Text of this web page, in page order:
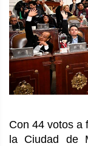
Con 44 votos a
la Ciudad de